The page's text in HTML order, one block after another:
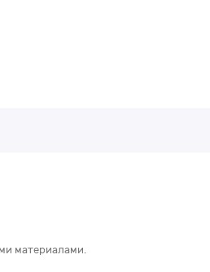
материалами.